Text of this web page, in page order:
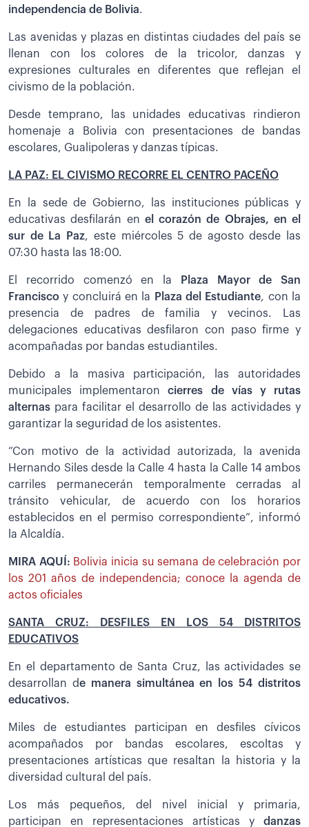
independencia de Bolivia.
Las avenidas y plazas en distintas ciudades del país se
llenan con los colores de la tricolor, danzas y
expresiones culturales en diferentes que reflejan el
civismo de la población.
Desde temprano, las unidades educativas rindieron
homenaje a Bolivia con presentaciones de bandas
escolares, Gualipoleras y danzas típicas.
LA PAZ: EL CIVISMO RECORRE EL CENTRO PACEÑO
En la sede de Gobierno, las instituciones públicas y
educativas desfilarán en el corazón de Obrajes, en el
sur de La Paz, este miércoles 5 de agosto desde las
07:30 hasta las 18:00.
El recorrido comenzó en la
Plaza Mayor de San
Francisco y concluirá en la Plaza del Estudiante, con la
presencia de padres de familia y vecinos. Las
delegaciones educativas desfilaron con paso firme y
acompañadas por bandas estudiantiles.
Debido a la masiva participación, las autoridades
municipales implementaroncierres de vías y rutas
alternas para facilitar el desarrollo de las actividades y
garantizar la seguridad de los asistentes.
“Con motivo de la actividad autorizada, la avenida
Hernando Siles desde la Calle 4 hasta la Calle 14 ambos
carriles permanecerán temporalmente cerradas al
tránsito vehicular, de acuerdo con los horarios
establecidos en el permiso correspondiente”, informó
la Alcaldía.
MIRA AQUÍ: Bolivia inicia su semana de celebración por
los 201 años de independencia; conoce la agenda de
actos oficiales
SANTA CRUZ: DESFILES EN LOS 54 DISTRITOS
EDUCATIVOS
En el departamento de Santa Cruz, las actividades se
desarrollan de manera simultánea en los 54 distritos
educativos.
Miles de estudiantes participan en desfiles cívicos
acompañados por bandas escolares, escoltas y
presentaciones artísticas que resaltan la historia y la
diversidad cultural del país.
Los más pequeños, del nivel inicial y primaria,
participan en representaciones artísticas y danzas